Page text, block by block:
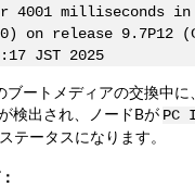
4001 milliseconds in
on release 9.7P12
JST 2025
ブートメディアの交換中に
検出され、ノードBが PC
テータスになります。